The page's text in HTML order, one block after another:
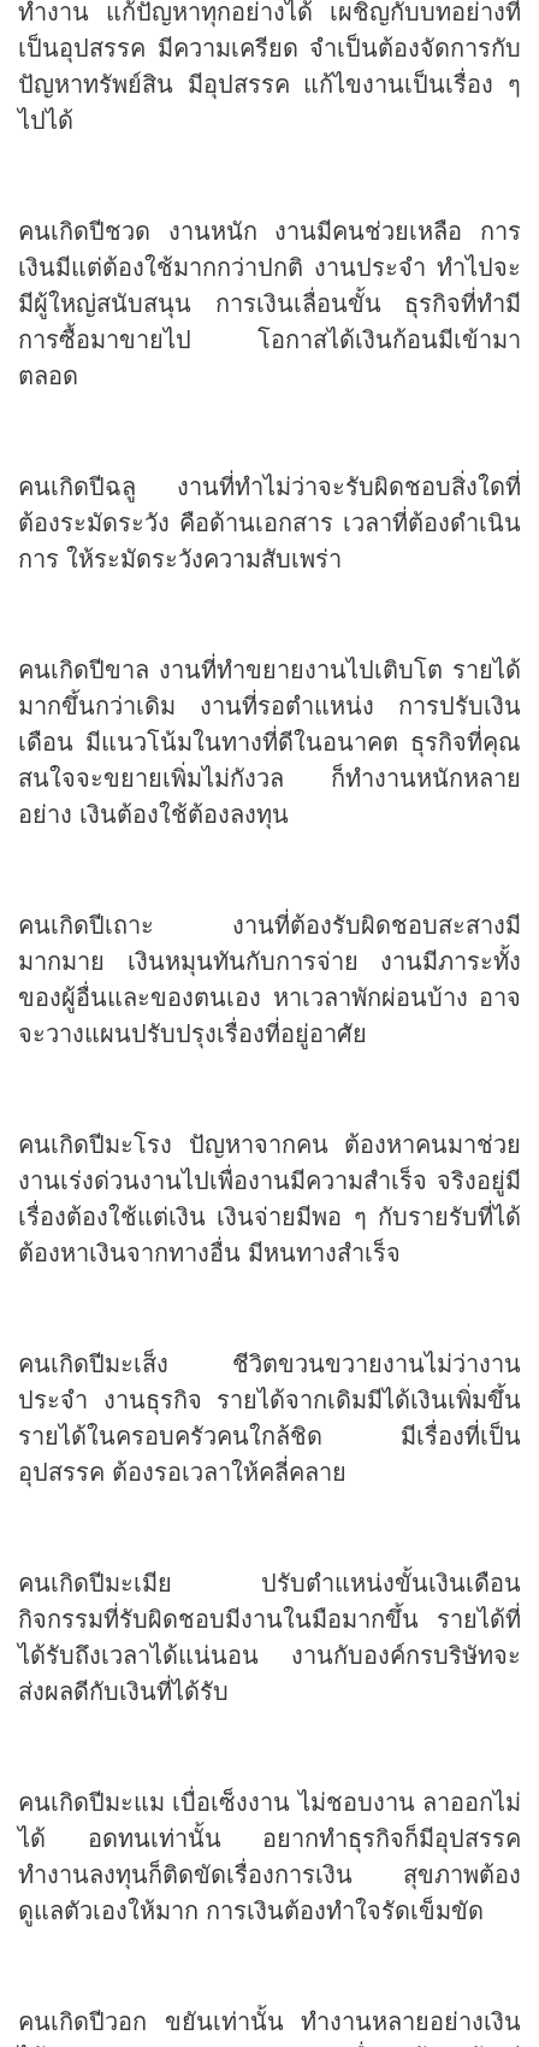
ทำงาน แก้ปัญหาทุกอย่างได้ เผชิญกับบทอย่างที่
เป็นอุปสรรค มีความเครียด จำเป็นต้องจัดการกับ
ปัญหาทรัพย์สิน มีอุปสรรค แก้ไขงานเป็นเรื่อง ๆ
ไปได้
คนเกิดปีชวด งานหนัก งานมีคนช่วยเหลือ การ
เงินมีแต่ต้องใช้มากกว่าปกติ งานประจำ ทำไปจะ
มีผู้ใหญ่สนับสนุน การเงินเลื่อนขั้น ธุรกิจที่ทำมี
การซื้อมาขายไป โอกาสได้เงินก้อนมีเข้ามา
ตลอด
คนเกิดปีฉลู งานที่ทำไม่ว่าจะรับผิดชอบสิ่งใดที่
ต้องระมัดระวัง คือด้านเอกสาร เวลาที่ต้องดำเนิน
การ ให้ระมัดระวังความสับเพร่า
คนเกิดปีขาล งานที่ทำขยายงานไปเติบโต รายได้
มากขึ้นกว่าเดิม งานที่รอตำแหน่ง การปรับเงิน
เดือน มีแนวโน้มในทางที่ดีในอนาคต ธุรกิจที่คุณ
สนใจจะขยายเพิ่มไม่กังวล ก็ทำงานหนักหลาย
อย่าง เงินต้องใช้ต้องลงทุน
คนเกิดปีเถาะ งานที่ต้องรับผิดชอบสะสางมี
มากมาย เงินหมุนทันกับการจ่าย งานมีภาระทั้ง
ของผู้อื่นและของตนเอง หาเวลาพักผ่อนบ้าง อาจ
จะวางแผนปรับปรุงเรื่องที่อยู่อาศัย
คนเกิดปีมะโรง ปัญหาจากคน ต้องหาคนมาช่วย
งานเร่งด่วนงานไปเพื่องานมีความสำเร็จ จริงอยู่มี
เรื่องต้องใช้แต่เงิน เงินจ่ายมีพอ ๆ กับรายรับที่ได้
ต้องหาเงินจากทางอื่น มีหนทางสำเร็จ
คนเกิดปีมะเส็ง ชีวิตขวนขวายงานไม่ว่างาน
ประจำ งานธุรกิจ รายได้จากเดิมมีได้เงินเพิ่มขึ้น
รายได้ในครอบครัวคนใกล้ชิด มีเรื่องที่เป็น
อุปสรรค ต้องรอเวลาให้คลี่คลาย
คนเกิดปีมะเมีย ปรับตำแหน่งขั้นเงินเดือน
กิจกรรมที่รับผิดชอบมีงานในมือมากขึ้น รายได้ที่
ได้รับถึงเวลาได้แน่นอน งานกับองค์กรบริษัทจะ
ส่งผลดีกับเงินที่ได้รับ
คนเกิดปีมะแม เบื่อเซ็งงาน ไม่ชอบงาน ลาออกไม่
ได้ อดทนเท่านั้น อยากทำธุรกิจก็มีอุปสรรค
ทำงานลงทุนก็ติดขัดเรื่องการเงิน สุขภาพต้อง
ดูแลตัวเองให้มาก การเงินต้องทำใจรัดเข็มขัด
คนเกิดปีวอก ขยันเท่านั้น ทำงานหลายอย่างเงิน